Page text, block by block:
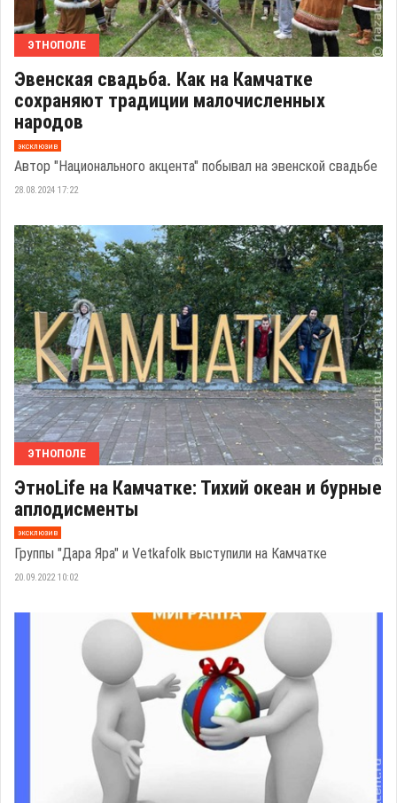
ЭТНОПОЛЕ
Эвенская свадьба. Как на Камчатке
сохраняют традиции малочисленных
народов
эксклюзив
Автор "Национального акцента" побывал на эвенской свадьбе
28.08.2024 17:22
ЭТНОПОЛЕ
ЭтноLife на Камчатке: Тихий океан и бурные
аплодисменты
эксклюзив
Группы "Дара Яра" и Vetkafolk выступили на Камчатке
20.09.2022 10:02